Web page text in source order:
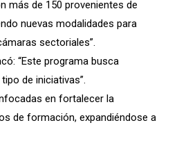
más de 150 provenientes de
nuevas modalidades para
sectoriales”.
“Este programa busca
de iniciativas”.
en fortalecer la
de formación, expandiéndose a